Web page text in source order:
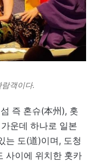
객이다.
즉 혼슈(本州), 홋
운데 하나로 일본
는 도(道)이며, 도청
사이에 위치한 홋카